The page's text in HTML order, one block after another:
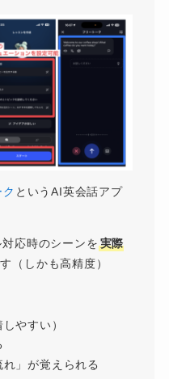
というAI英会話アプ
応時のシーンを 実際
（しかも高精度）
やすい）
」が覚えられる